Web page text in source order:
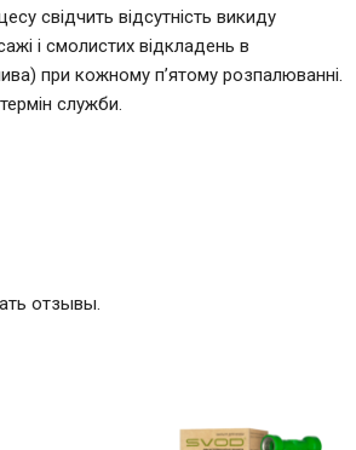
свідчить відсутність викиду
і смолистих відкладень в
при кожному п’ятому розпалюванні.
служби.
отзывы.